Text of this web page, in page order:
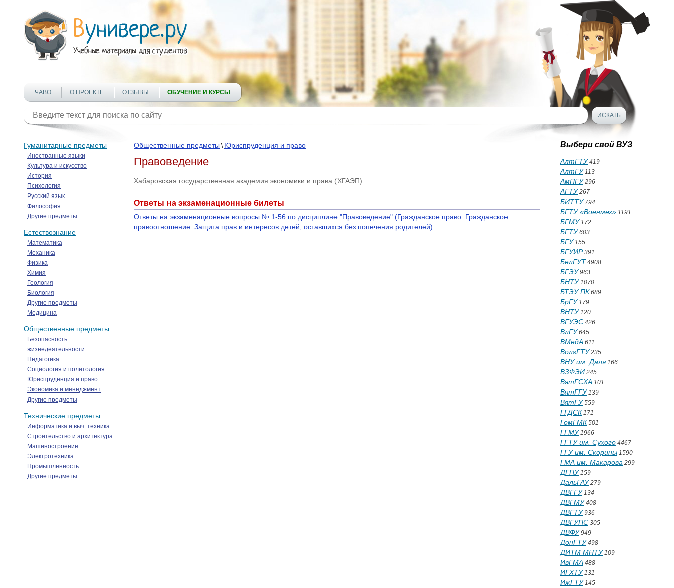
ЧАВО О ПРОЕКТЕ ОТЗЫВЫ ОБУЧЕНИЕ И КУРСЫ
Гуманитарные предметы
Иностранные языки
Культура и искусство
История
Психология
Русский язык
Философия
Другие предметы
Естествознание
Математика
Механика
Физика
Химия
Геология
Биология
Другие предметы
Медицина
Общественные предметы
Безопасность
жизнедеятельности
Педагогика
Социология и политология
Юриспруденция и право
Экономика и менеджмент
Другие предметы
Технические предметы
Информатика и выч. техника
Строительство и архитектура
Машиностроение
Электротехника
Промышленность
Другие предметы
Общественные предметы \ Юриспруденция и право
Правоведение
Хабаровская государственная академия экономики и права (ХГАЭП)
Ответы на экзаменационные билеты
Ответы на экзаменационные вопросы № 1-56 по дисциплине "Правоведение" (Гражданское право. Гражданское
правоотношение. Защита прав и интересов детей, оставшихся без попечения родителей)
Выбери свой ВУЗ
АлтГТУ419
АлтГУ113
АмПГУ296
АГТУ267
БИТТУ794
БГТУ «Военмех» 1191
БГМУ172
БГТУ603
БГУ155
БГУИР391
БелГУТ 4908
БГЭУ963
БНТУ1070
БТЭУ ПК 689
БрГУ179
ВНТУ120
ВГУЭС 426
ВлГУ645
ВМедА 611
ВолгГТУ235
ВНУ им. Даля166
ВЗФЭИ 245
ВятГСХА 101
ВятГГУ139
ВятГУ559
ГГДСК 171
ГомГМК 501
ГГМУ1966
ГГТУ им. Сухого 4467
ГГУ им. Скорины 1590
ГМА им. Макарова 299
ДГПУ159
ДальГАУ279
ДВГГУ134
ДВГМУ408
ДВГТУ936
ДВГУПС 305
ДВФУ949
ДонГТУ498
ДИТМ МНТУ109
ИвГМА 488
ИГХТУ131
ИжГТУ145